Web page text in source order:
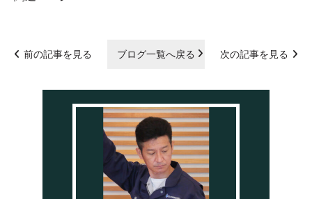
前の記事を見る ブログ一覧へ戻る 次の記事を見る